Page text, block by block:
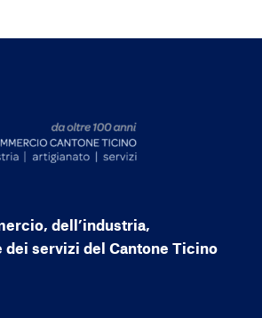
dell’industria,
dei servizi del Cantone Ticino